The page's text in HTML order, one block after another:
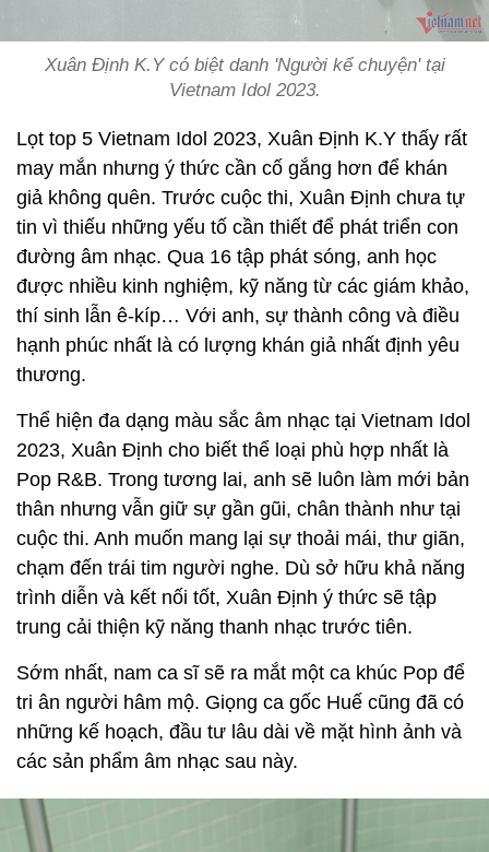
Xuân Định K.Y có biệt danh 'Người kể chuyện' tại
Vietnam Idol 2023.
Lọt top 5 Vietnam Idol 2023, Xuân Định K.Y thấy rất
may mắn nhưng ý thức cần cố gắng hơn để khán
giả không quên. Trước cuộc thi, Xuân Định chưa tự
tin vì thiếu những yếu tố cần thiết để phát triển con
đường âm nhạc. Qua 16 tập phát sóng, anh học
được nhiều kinh nghiệm, kỹ năng từ các giám khảo,
thí sinh lẫn ê-kíp… Với anh, sự thành công và điều
hạnh phúc nhất là có lượng khán giả nhất định yêu
thương.
Thể hiện đa dạng màu sắc âm nhạc tại Vietnam Idol
2023, Xuân Định cho biết thể loại phù hợp nhất là
Pop R&B. Trong tương lai, anh sẽ luôn làm mới bản
thân nhưng vẫn giữ sự gần gũi, chân thành như tại
cuộc thi. Anh muốn mang lại sự thoải mái, thư giãn,
chạm đến trái tim người nghe. Dù sở hữu khả năng
trình diễn và kết nối tốt, Xuân Định ý thức sẽ tập
trung cải thiện kỹ năng thanh nhạc trước tiên.
Sớm nhất, nam ca sĩ sẽ ra mắt một ca khúc Pop để
tri ân người hâm mộ. Giọng ca gốc Huế cũng đã có
những kế hoạch, đầu tư lâu dài về mặt hình ảnh và
các sản phẩm âm nhạc sau này.